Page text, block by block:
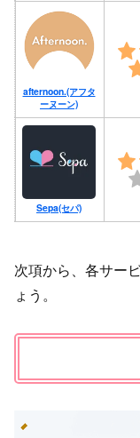
afternoon.(アフタ
ーヌーン)
Sepa(セパ)
次項から、各サー
ょう。